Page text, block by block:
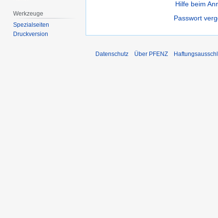
Hilfe beim
Passwort
Werkzeuge
Spezialseiten
Druckversion
Datenschutz Über PFENZ